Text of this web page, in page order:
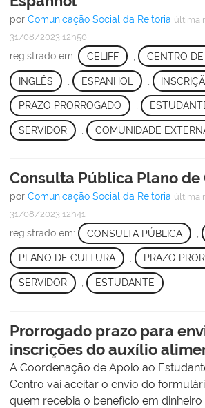
por Comunicação Social da Reitoria última
31/08/2023 12h50
registrado em: CELIFF CENTRO
INGLÊS ESPANHOL
PRAZO PRORROGADO ,
SERVIDOR COMUNIDADE
Consulta Pública Plano
por Comunicação Social da Reitoria última
31/08/2023 12h41
registrado em: CONSULTA PÚBLICA
PLANO DE CULTURA , PRAZO
SERVIDOR ESTUDANTE
Prorrogado prazo para
inscrições do auxílio
A Coordenação de Apoio ao
Centro vai aceitar o envio do
quem recebia o benefício em